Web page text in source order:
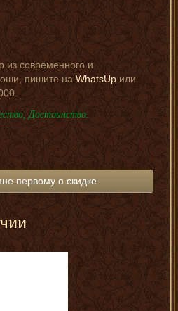
из современного и
пишите наWhatsUpили
Достоинство.
первому о скидке